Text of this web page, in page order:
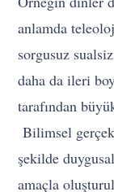
anlamda
sorgusuz
daha da ileri
tarafından
Bilimsel
şekilde
amaçla